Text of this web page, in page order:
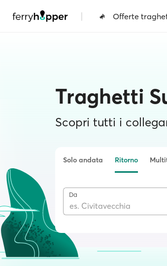
| Offerte
Traghetti
Scopri tutti i
Solo andata Ritorno
Da